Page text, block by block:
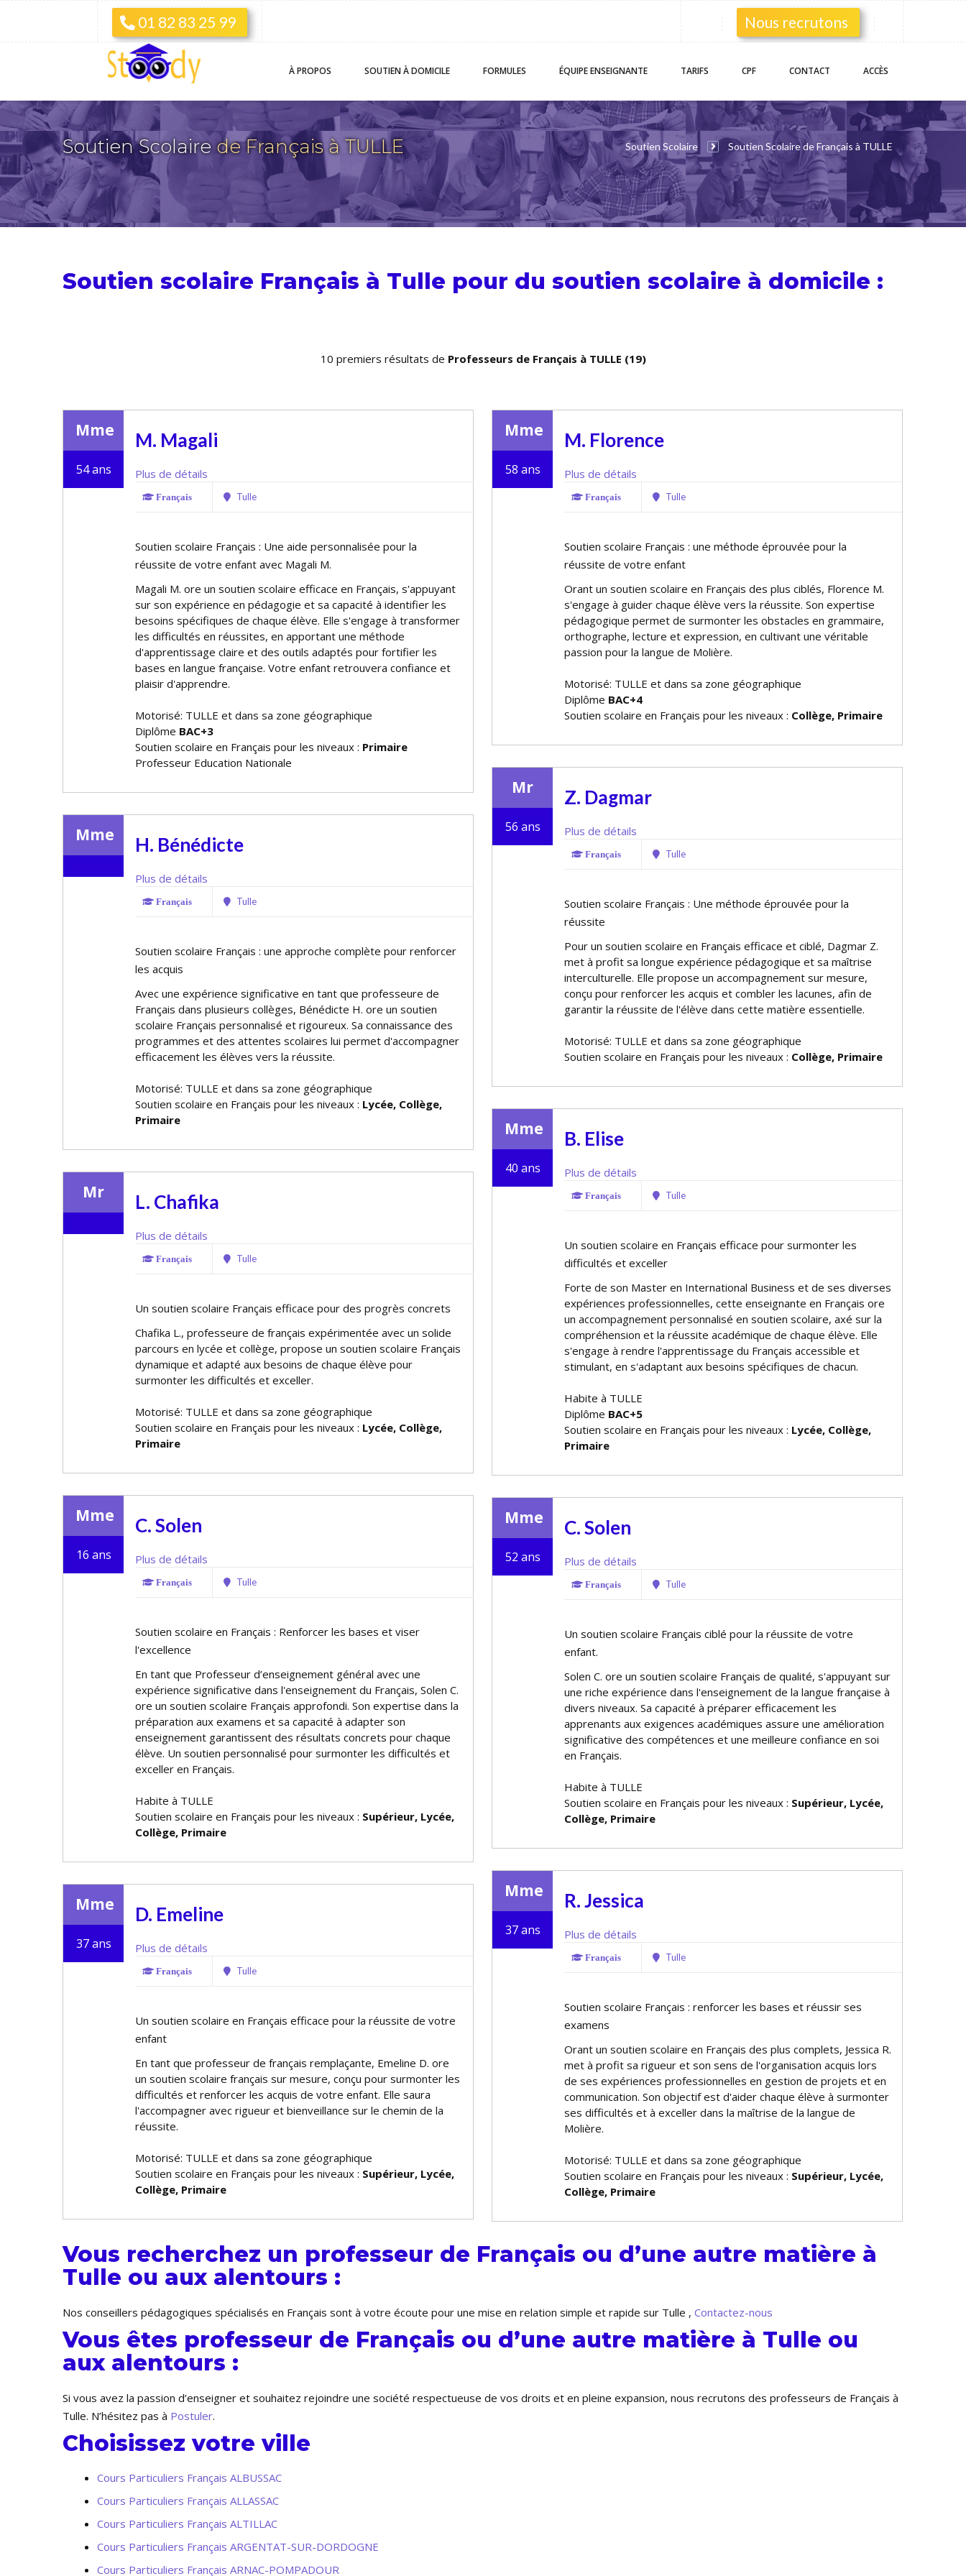
01 82 83 25 99 Nous recrutons
À PROPOS SOUTIENÀ DOMICILE FORMULES ÉQUIPEENSEIGNANTE TARIFS CPF CONTACT ACCÈS
Soutien Scolairede Français à TULLE Soutien Scolaire Soutien Scolaire de Français à TULLE
Soutien scolaire Français à Tulle pour du soutien scolaire à domicile :
10 premiers résultats de Professeurs de Français à TULLE (19)
Mme
54 ans
M. Magali
Plus de détails
Français Tulle
Soutien scolaire Français : Une aide personnalisée pour la
réussite de votre enfant avec Magali M.
Magali M. offre un soutien scolaire efficace en Français, s'appuyant
sur son expérience en pédagogie et sa capacité à identifier les
besoins spécifiques de chaque élève. Elle s'engage à transformer
les difficultés en réussites, en apportant une méthode
d'apprentissage claire et des outils adaptés pour fortifier les
bases en langue française. Votre enfant retrouvera confiance et
plaisir d'apprendre.
Motorisé: TULLE et dans sa zone géographique
Diplôme BAC+3
Soutien scolaire en Français pour les niveaux : Primaire
Professeur Education Nationale
Mme
58 ans
M. Florence
Plus de détails
Français Tulle
Soutien scolaire Français : une méthode éprouvée pour la
réussite de votre enfant
Offrant un soutien scolaire en Français des plus ciblés, Florence M.
s'engage à guider chaque élève vers la réussite. Son expertise
pédagogique permet de surmonter les obstacles en grammaire,
orthographe, lecture et expression, en cultivant une véritable
passion pour la langue de Molière.
Motorisé: TULLE et dans sa zone géographique
Diplôme BAC+4
Soutien scolaire en Français pour les niveaux : Collège, Primaire
Mr
56 ans
Z. Dagmar
Plus de détails
Français Tulle
Soutien scolaire Français : Une méthode éprouvée pour la
réussite
Pour un soutien scolaire en Français efficace et ciblé, Dagmar Z.
met à profit sa longue expérience pédagogique et sa maîtrise
interculturelle. Elle propose un accompagnement sur mesure,
conçu pour renforcer les acquis et combler les lacunes, afin de
garantir la réussite de l'élève dans cette matière essentielle.
Motorisé: TULLE et dans sa zone géographique
Soutien scolaire en Français pour les niveaux : Collège, Primaire
Mme H. Bénédicte
Plus de détails
Français Tulle
Soutien scolaire Français : une approche complète pour renforcer
les acquis
Avec une expérience significative en tant que professeure de
Français dans plusieurs collèges, Bénédicte H. offre un soutien
scolaire Français personnalisé et rigoureux. Sa connaissance des
programmes et des attentes scolaires lui permet d'accompagner
efficacement les élèves vers la réussite.
Motorisé: TULLE et dans sa zone géographique
Soutien scolaire en Français pour les niveaux : Lycée, Collège,
Primaire
Mme
40 ans
B. Elise
Plus de détails
Français Tulle
Un soutien scolaire en Français efficace pour surmonter les
difficultés et exceller
Forte de son Master en International Business et de ses diverses
expériences professionnelles, cette enseignante en Français offre
un accompagnement personnalisé en soutien scolaire, axé sur la
compréhension et la réussite académique de chaque élève. Elle
s'engage à rendre l'apprentissage du Français accessible et
stimulant, en s'adaptant aux besoins spécifiques de chacun.
Habite à TULLE
Diplôme BAC+5
Soutien scolaire en Français pour les niveaux : Lycée, Collège,
Primaire
Mr L. Chafika
Plus de détails
Français Tulle
Un soutien scolaire Français efficace pour des progrès concrets
Chafika L., professeure de français expérimentée avec un solide
parcours en lycée et collège, propose un soutien scolaire Français
dynamique et adapté aux besoins de chaque élève pour
surmonter les difficultés et exceller.
Motorisé: TULLE et dans sa zone géographique
Soutien scolaire en Français pour les niveaux : Lycée, Collège,
Primaire
Mme
16 ans
C. Solen
Plus de détails
Français Tulle
Soutien scolaire en Français : Renforcer les bases et viser
l'excellence
En tant que Professeur d’enseignement général avec une
expérience significative dans l'enseignement du Français, Solen C.
offre un soutien scolaire Français approfondi. Son expertise dans la
préparation aux examens et sa capacité à adapter son
enseignement garantissent des résultats concrets pour chaque
élève. Un soutien personnalisé pour surmonter les difficultés et
exceller en Français.
Habite à TULLE
Soutien scolaire en Français pour les niveaux : Supérieur, Lycée,
Collège, Primaire
Mme
52 ans
C. Solen
Plus de détails
Français Tulle
Un soutien scolaire Français ciblé pour la réussite de votre
enfant.
Solen C. offre un soutien scolaire Français de qualité, s'appuyant sur
une riche expérience dans l'enseignement de la langue française à
divers niveaux. Sa capacité à préparer efficacement les
apprenants aux exigences académiques assure une amélioration
significative des compétences et une meilleure confiance en soi
en Français.
Habite à TULLE
Soutien scolaire en Français pour les niveaux : Supérieur, Lycée,
Collège, Primaire
Mme
37 ans
R. Jessica
Plus de détails
Français Tulle
Soutien scolaire Français : renforcer les bases et réussir ses
examens
Offrant un soutien scolaire en Français des plus complets, Jessica R.
met à profit sa rigueur et son sens de l'organisation acquis lors
de ses expériences professionnelles en gestion de projets et en
communication. Son objectif est d'aider chaque élève à surmonter
ses difficultés et à exceller dans la maîtrise de la langue de
Molière.
Motorisé: TULLE et dans sa zone géographique
Soutien scolaire en Français pour les niveaux : Supérieur, Lycée,
Collège, Primaire
Mme
37 ans
D. Emeline
Plus de détails
Français Tulle
Un soutien scolaire en Français efficace pour la réussite de votre
enfant
En tant que professeur de français remplaçante, Emeline D. offre
un soutien scolaire français sur mesure, conçu pour surmonter les
difficultés et renforcer les acquis de votre enfant. Elle saura
l'accompagner avec rigueur et bienveillance sur le chemin de la
réussite.
Motorisé: TULLE et dans sa zone géographique
Soutien scolaire en Français pour les niveaux : Supérieur, Lycée,
Collège, Primaire
Vous recherchez un professeur de Français ou d’une autre matière à
Tulle ou aux alentours :
Nos conseillers pédagogiques spécialisés en Français sont à votre écoute pour une mise en relation simple et rapide sur Tulle , Contactez-nous
Vous êtes professeur de Français ou d’une autre matière à Tulle ou
aux alentours :
Si vous avez la passion d’enseigner et souhaitez rejoindre une société respectueuse de vos droits et en pleine expansion, nous recrutons des professeurs de Français à
Tulle. N’hésitez pas à Postuler.
Choisissez votre ville
Cours Particuliers Français ALBUSSAC
Cours Particuliers Français ALLASSAC
Cours Particuliers Français ALTILLAC
Cours Particuliers Français ARGENTAT-SUR-DORDOGNE
Cours Particuliers Français ARNAC-POMPADOUR